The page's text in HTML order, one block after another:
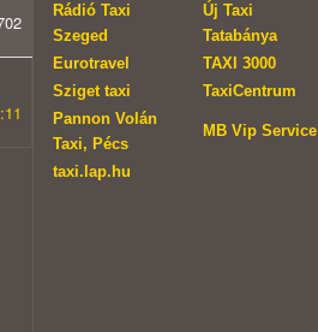
Rádió Taxi
Szeged
Új Taxi
Tatabánya
Eurotravel
TAXI 3000
Sziget taxi
TaxiCentrum
Pannon Volán
Taxi, Pécs
MB Vip Service
taxi.lap.hu